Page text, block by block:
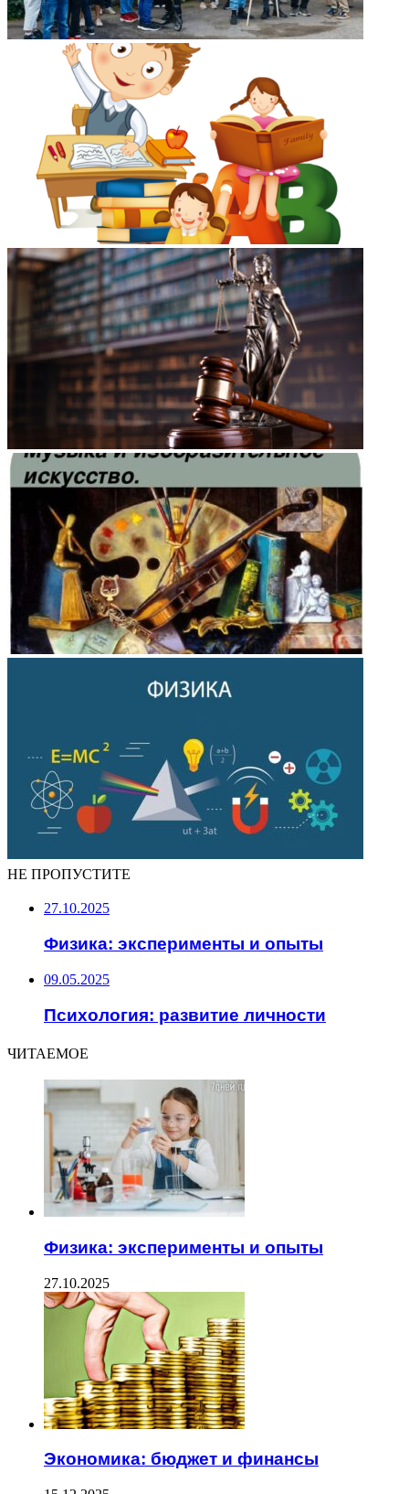
НЕ ПРОПУСТИТЕ
27.10.2025
Физика: эксперименты и опыты
09.05.2025
Психология: развитие личности
ЧИТАЕМОЕ
Физика: эксперименты и опыты
27.10.2025
Экономика: бюджет и финансы